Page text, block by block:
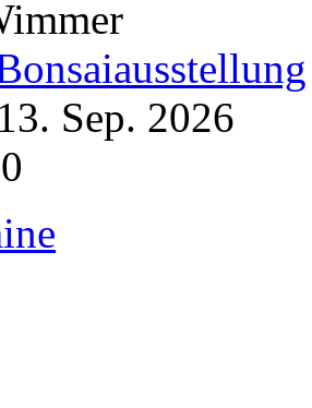
Sep. 2026